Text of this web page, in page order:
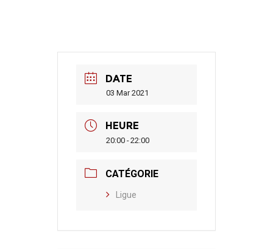
DATE
03 Mar 2021
HEURE
20:00 - 22:00
CATÉGORIE
Ligue